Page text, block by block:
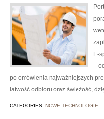
E-
–
po omówienia najważniejszych
łatwość odbioru oraz świeżość,
CATEGORIES: NOWE TECHNOLOGIE